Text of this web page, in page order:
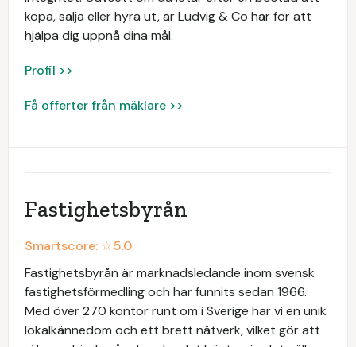
köpa, sälja eller hyra ut, är Ludvig & Co här för att
hjälpa dig uppnå dina mål.
Profil >>
Få offerter från mäklare >>
Fastighetsbyrån
Smartscore: ☆5.0
Fastighetsbyrån är marknadsledande inom svensk
fastighetsförmedling och har funnits sedan 1966.
Med över 270 kontor runt om i Sverige har vi en unik
lokalkännedom och ett brett nätverk, vilket gör att